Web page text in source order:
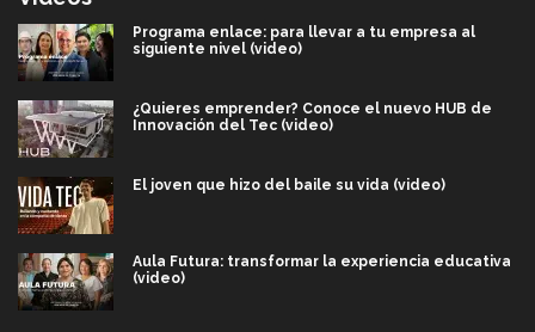
Programa enlace: para llevar a tu empresa al
siguiente nivel (video)
¿Quieres emprender? Conoce el nuevo HUB de
Innovación del Tec (video)
El joven que hizo del baile su vida (video)
Aula Futura: transformar la experiencia educativa
(video)